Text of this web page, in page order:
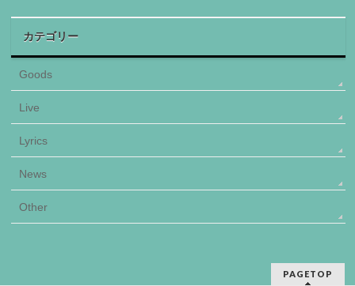
カテゴリー
Goods
Live
Lyrics
News
Other
PAGETOP